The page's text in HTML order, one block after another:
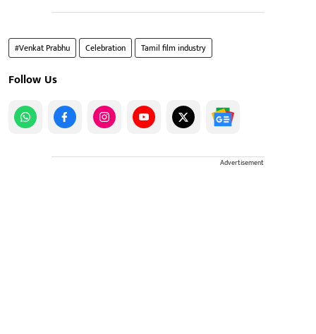
#Venkat Prabhu Celebration Tamil film industry
Follow Us
Advertisement